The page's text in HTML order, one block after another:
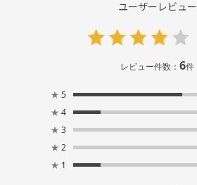
ユーザーレビュー
レビュー件数：6件
★ 5
★ 4
★ 3
★ 2
★ 1